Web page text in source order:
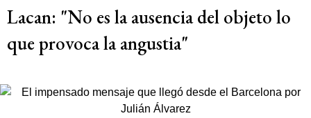
Lacan: "No es la ausencia del objeto lo
que provoca la angustia"